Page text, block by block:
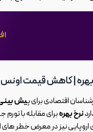
بهره | کاهش قیمت اونس
اقتصادی برای پیش
نرخ بهرهبرای مقابله با
نیز در معرض خطر های